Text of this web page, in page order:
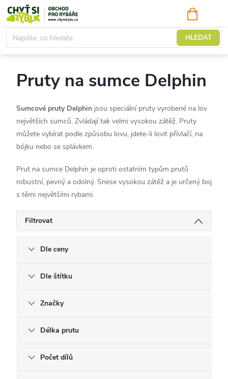
Přejít
na
obsah
HLEDAT
KOŠÍK
Sumcové a mořské
Pruty na sumce Delphin
Sumcové pruty Delphin jsou speciální pruty vyrobené na lov
největších sumců. Zvládají tak velmi vysokou zátěž. Pruty
můžete vybírat podle způsobu lovu, jdete-li lovit přívlačí, na
bójku nebo se splávkem.
Prut na sumce Delphin je oproti ostatním typům prutů
robustní, pevný a odolný. Snese vysokou zátěž a je určený boj
s těmi největšími rybami.
Filtrovat
Dle ceny
Dle štítku
Značky
Délka prutu
Počet dílů